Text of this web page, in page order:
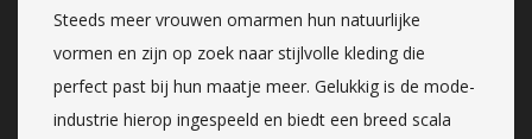
Steeds meer vrouwen omarmen hun natuurlijke
vormen en zijn op zoek naar stijlvolle kleding die
perfect past bij hun maatje meer. Gelukkig is de mode-
industrie hierop ingespeeld en biedt een breed scala